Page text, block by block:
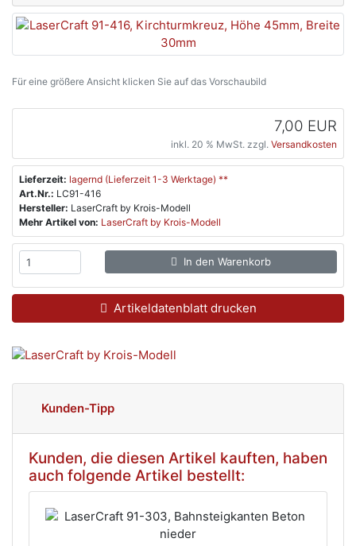
Für eine größere Ansicht klicken Sie auf das Vorschaubild
7,00 EUR
inkl. 20 % MwSt. zzgl. Versandkosten
Lieferzeit: lagernd (Lieferzeit 1-3 Werktage) **
Art.Nr.: LC91-416
Hersteller: LaserCraft by Krois-Modell
Mehr Artikel von: LaserCraft by Krois-Modell
In den Warenkorb
Artikeldatenblatt drucken
Kunden-Tipp
Kunden, die diesen Artikel kauften, haben
auch folgende Artikel bestellt: